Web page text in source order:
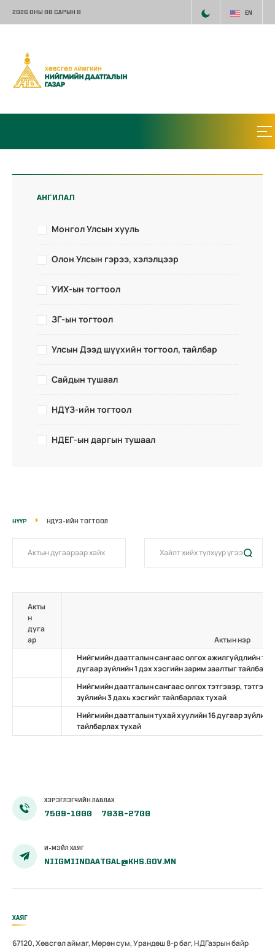
2026 ОНЫ 08 САРЫН 8 EN
АНГИЛАЛ
Монгол Улсын хууль
Олон Улсын гэрээ, хэлэлцээр
УИХ-ын тогтоол
ЗГ-ын тогтоол
Улсын Дээд шүүхийн тогтоол, тайлбар
Сайдын тушаал
НДҮЗ-ийн тогтоол
НДЕГ-ын даргын тушаал
НҮҮР НДҮЗ-ИЙН ТОГТООЛ
Акты
н
дуга
ар
Актын нэр
Нийгмийн даатгалын сангаас олгох ажилгүйдлийн
дугаар зүйлийн 1 дэх хэсгийн зарим заалтыг
Нийгмийн даатгалын сангаас олгох тэтгэвэр,
зүйлийн 3 дахь хэсгийг тайлбарлах тухай
Нийгмийн даатгалын тухай хуулийн 16 дугаар
тайлбарлах тухай
ХЭРЭГЛЭГЧИЙН ЛАВЛАХ
7509-1000 7038-2700
И-МЭЙЛ ХАЯГ
NIIGMIINDAATGAL@KHS.GOV.MN
ХАЯГ
67120, Хөвсгөл аймаг, Мөрөн сум, Урандөш 8-р баг, НДГазрын байр